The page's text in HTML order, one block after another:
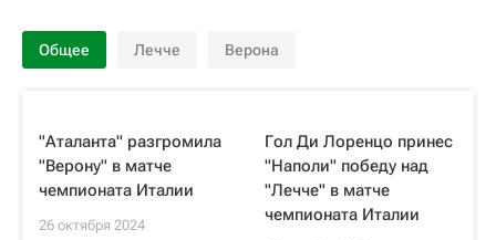
Общее Лечче Верона
"Аталанта" разгромила
"Верону" в матче
чемпионата Италии
26 октября 2024
Гол Ди Лоренцо принес
"Наполи" победу над
"Лечче" в матче
чемпионата Италии